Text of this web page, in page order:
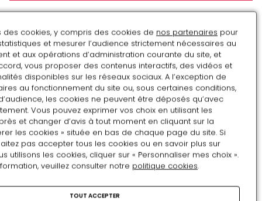
Réservation en ligne obligatoire
Août
LU MA ME JE VE SA DI
27 28 29 30 31 1 2
3 4 5 6 7 8 9
10 11 12 13 14 15 16
17 18 19 20 21 22 23
24 25 26 27 28 29 30
des cookies, y compris des cookies de nos partenaires pour
et mesurer l’audience strictement nécessaires au
et aux opérations d’administration courante du site, et
vous proposer des contenus interactifs, des vidéos et
disponibles sur les réseaux sociaux. A l’exception de
au fonctionnement du site ou, sous certaines conditions,
les cookies ne peuvent être déposés qu’avec
Vous pouvez exprimer vos choix en utilisant les
et changer d’avis à tout moment en cliquant sur la
les cookies » située en bas de chaque page du site. Si
pas accepter tous les cookies ou en savoir plus sur
utilisons les cookies, cliquer sur « Personnaliser mes choix ».
veuillez consulter notre politique cookies.
TOUT ACCEPTER